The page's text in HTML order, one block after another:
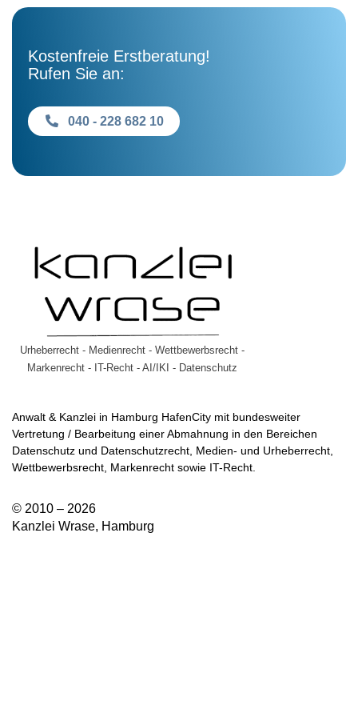
Kostenfreie Erstberatung!
Rufen Sie an:
040 - 228 682 10
Urheberrecht - Medienrecht - Wettbewerbsrecht -
Markenrecht - IT-Recht - AI/IKI - Datenschutz
Anwalt & Kanzlei in Hamburg HafenCity mit bundesweiter
Vertretung / Bearbeitung einer Abmahnung in den Bereichen
Datenschutz und Datenschutzrecht, Medien- und Urheberrecht,
Wettbewerbsrecht, Markenrecht sowie IT-Recht.
© 2010 – 2026
Kanzlei Wrase, Hamburg